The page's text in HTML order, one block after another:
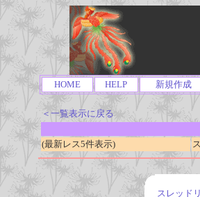
HOME HELP 新規作成
＜一覧表示に戻る
(最新レス5件表示)
スレッド